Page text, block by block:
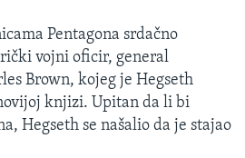
Pentagona srdačno
vojni oficir, general
Brown, kojeg je Hegseth
knjizi. Upitan da li bi
Hegseth se našalio da je stajao